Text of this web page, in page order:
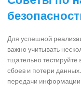
Для успешной
важно учитывать
тщательно
сбоев и потери
передачи